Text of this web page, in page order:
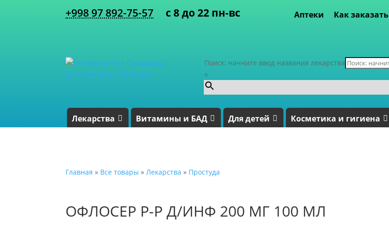
+998 97 892-75-57 с 8 до 22 пн-вс Аптеки Как заказать
Поиск: начните ввод названия лекарства
×
Лекарства Витамины и БАД Для детей Косметика и гигиена
Главная » Все товары » Лекарства » Простуда
ОФЛОСЕР Р-Р Д/ИНФ 200 МГ 100 МЛ